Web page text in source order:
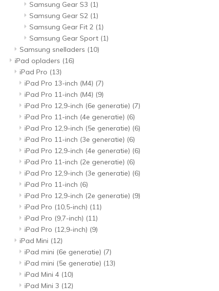
Samsung Gear S3 (1)
Samsung Gear S2 (1)
Samsung Gear Fit 2 (1)
Samsung Gear Sport (1)
Samsung snelladers (10)
iPad opladers (16)
iPad Pro (13)
iPad Pro 13-inch (M4) (7)
iPad Pro 11-inch (M4) (9)
iPad Pro 12,9-inch (6e generatie) (7)
iPad Pro 11-inch (4e generatie) (6)
iPad Pro 12,9-inch (5e generatie) (6)
iPad Pro 11-inch (3e generatie) (6)
iPad Pro 12,9-inch (4e generatie) (6)
iPad Pro 11-inch (2e generatie) (6)
iPad Pro 12,9-inch (3e generatie) (6)
iPad Pro 11-inch (6)
iPad Pro 12,9-inch (2e generatie) (9)
iPad Pro (10,5-inch) (11)
iPad Pro (9,7-inch) (11)
iPad Pro (12,9-inch) (9)
iPad Mini (12)
iPad mini (6e generatie) (7)
iPad mini (5e generatie) (13)
iPad Mini 4 (10)
iPad Mini 3 (12)